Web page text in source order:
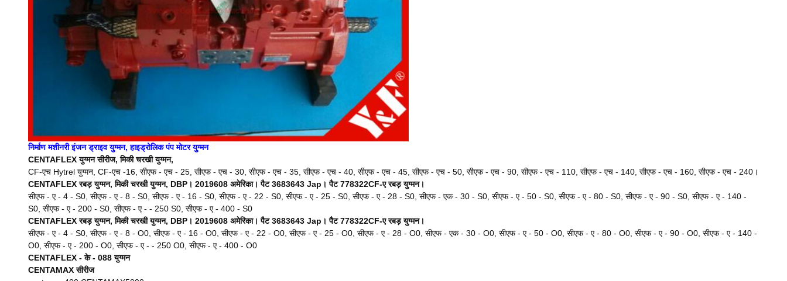
निर्माण मशीनरी इंजन ड्राइव युग्मन, हाइड्रोलिक पंप मोटर युग्मन
CENTAFLEX युग्मन सीरीज, मिकी चरखी युग्मन,
CF-एच Hytrel युग्मन, CF-एच -16, सीएफ - एच - 25, सीएफ - एच - 30, सीएफ - एच - 35, सीएफ - एच - 40, सीएफ - एच - 45, सीएफ - एच - 50, सीएफ - एच - 90, सीएफ - एच - 110, सीएफ - एच - 140, सीएफ - एच - 160, सीएफ - एच - 240।
CENTAFLEX रबड़ युग्मन, मिकी चरखी युग्मन, DBP। 2019608 अमेरिका। पैट 3683643 Jap। पैट 778322CF-ए रबड़ युग्मन।
सीएफ - ए - 4 - S0, सीएफ - ए - 8 - S0, सीएफ - ए - 16 - S0, सीएफ - ए - 22 - S0, सीएफ - ए - 25 - S0, सीएफ - ए - 28 - S0, सीएफ - एक - 30 - S0, सीएफ - ए - 50 - S0, सीएफ - ए - 80 - S0, सीएफ - ए - 90 - S0, सीएफ - ए - 140 -
S0, सीएफ - ए - 200 - S0, सीएफ - ए - - 250 S0, सीएफ - ए - 400 - S0
CENTAFLEX रबड़ युग्मन, मिकी चरखी युग्मन, DBP। 2019608 अमेरिका। पैट 3683643 Jap। पैट 778322CF-ए रबड़ युग्मन।
सीएफ - ए - 4 - S0, सीएफ - ए - 8 - O0, सीएफ - ए - 16 - O0, सीएफ - ए - 22 - O0, सीएफ - ए - 25 - O0, सीएफ - ए - 28 - O0, सीएफ - एक - 30 - O0, सीएफ - ए - 50 - O0, सीएफ - ए - 80 - O0, सीएफ - ए - 90 - O0, सीएफ - ए - 140 -
O0, सीएफ - ए - 200 - O0, सीएफ - ए - - 250 O0, सीएफ - ए - 400 - O0
CENTAFLEX - के - 088 युग्मन
CENTAMAX सीरीज